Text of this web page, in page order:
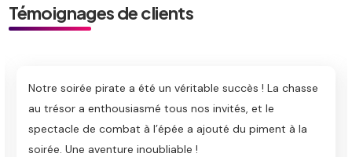
Témoignages de clients
un véritable succès ! La chasse
tous nos invités, et le
a ajouté du piment à la
!
L’animation pirate était
adoré les activités
de chapeaux et les jeux